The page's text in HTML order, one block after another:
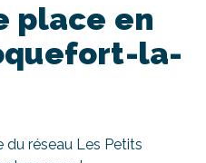
place en
la-
réseau Les Petits